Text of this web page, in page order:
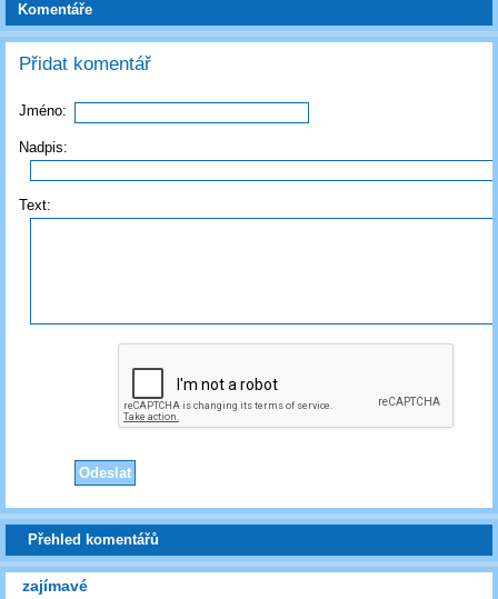
Komentáře
Přidat komentář
Jméno:
Nadpis:
Text:
Přehled komentářů
zajímavé